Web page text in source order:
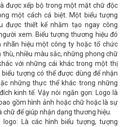
được xếp bộ trong một mặt chữ độc
một cách cá biệt. Một biểu tượng
được thiết kế nhằm tạo ngay công
xem. Biểu tượng thương hiệu đó
nhãn hiệu một công ty hoặc tổ chức
thù, nhiều màu sắc, những phong chữ
với những cái khác trong một thị
tượng có thể được dùng để nhận
những thực thể khác trong những
kinh tế. Vậy nói ngắn gọn: Logo là
gồm hình ảnh hoặc chữ hoặc là sự
chữ để giúp nhận dạng thương hiệu.
logo: Là các hình biểu tượng, tượng